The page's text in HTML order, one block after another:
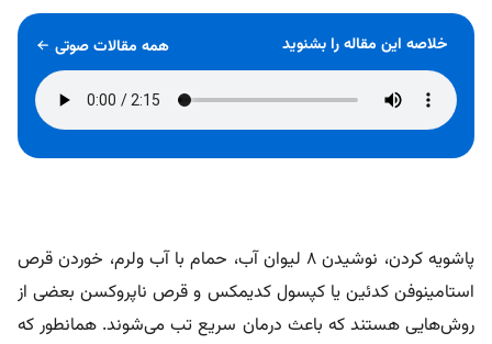
خلاصه این مقاله را بشنوید همه مقالات صوتی
پاشویه کردن، نوشیدن 8 لیوان آب، حمام با آب ولرم، خوردن قرص
استامینوفن کدئین یا کپسول کدیمکس و قرص ناپروکسن بعضی از
روش‌هایی هستند که باعث درمان سریع تب می‌شوند. همانطور که